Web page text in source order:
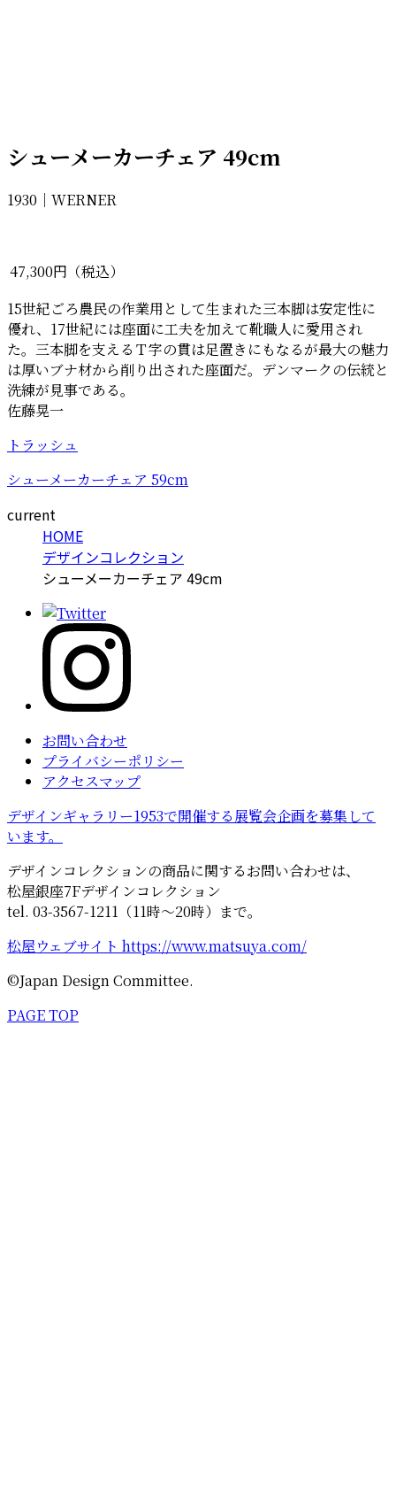
シューメーカーチェア 49cm
1930｜WERNER
47,300円（税込）
15世紀ごろ農民の作業用として生まれた三本脚は安定性に
優れ、17世紀には座面に工夫を加えて靴職人に愛用され
た。三本脚を支えるＴ字の貫は足置きにもなるが最大の魅力
は厚いブナ材から削り出された座面だ。デンマークの伝統と
洗練が見事である。
佐藤晃一
トラッシュ
シューメーカーチェア 59cm
current
HOME
デザインコレクション
シューメーカーチェア 49cm
お問い合わせ
プライバシーポリシー
アクセスマップ
デザインギャラリー1953で開催する展覧会企画を募集して
います。
デザインコレクションの商品に関するお問い合わせは、
松屋銀座7Fデザインコレクション
tel. 03-3567-1211（11時～20時）まで。
松屋ウェブサイト https://www.matsuya.com/
©Japan Design Committee.
PAGE TOP